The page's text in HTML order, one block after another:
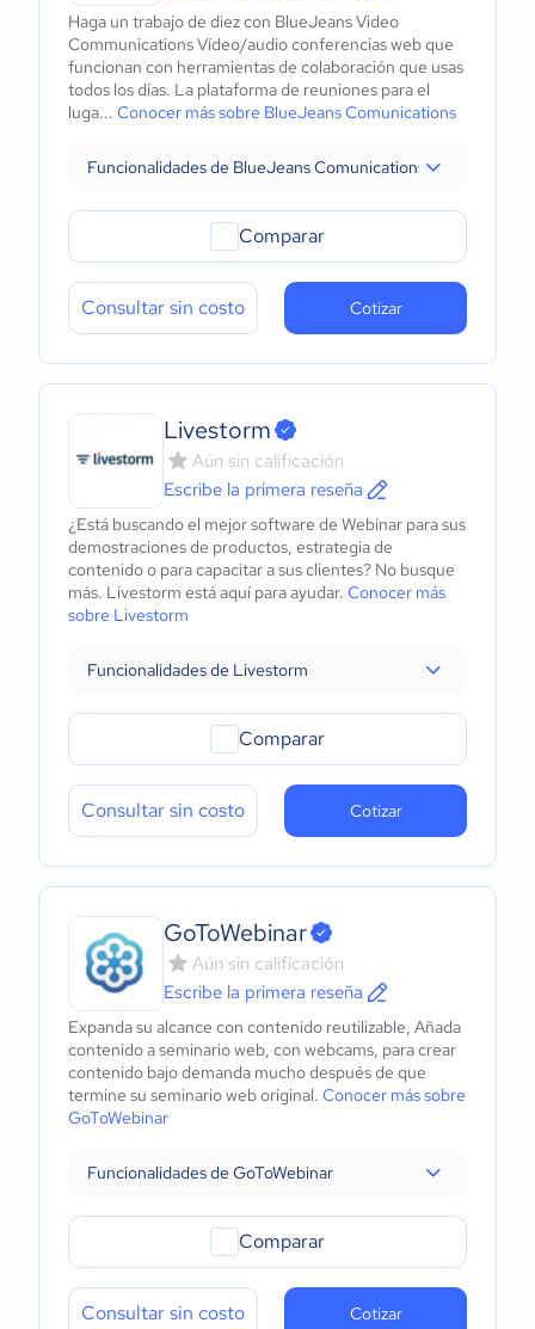
Haga un trabajo de diez con BlueJeans Video
Communications Vídeo/audio conferencias web que
funcionan con herramientas de colaboración que usas
todos los días. La plataforma de reuniones para el
luga... Conocer más sobre BlueJeans Comunications
Funcionalidades de BlueJeans Comunications
Comparar
Consultar sin costo Cotizar
Livestorm
Aún sin calificación
Escribe la primera reseña
¿Está buscando el mejor software de Webinar para sus
demostraciones de productos, estrategia de
contenido o para capacitar a sus clientes? No busque
más. Livestorm está aquí para ayudar. Conocer más
sobre Livestorm
Funcionalidades de Livestorm
Comparar
Consultar sin costo Cotizar
GoToWebinar
Aún sin calificación
Escribe la primera reseña
Expanda su alcance con contenido reutilizable, Añada
contenido a seminario web, con webcams, para crear
contenido bajo demanda mucho después de que
termine su seminario web original. Conocer más sobre
GoToWebinar
Funcionalidades de GoToWebinar
Comparar
Consultar sin costo Cotizar